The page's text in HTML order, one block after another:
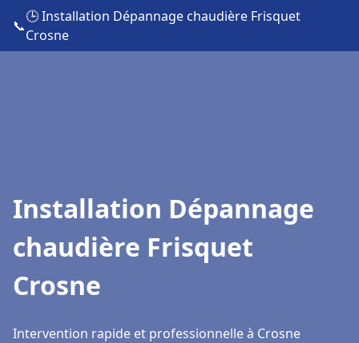
📞
🕒 Installation Dépannage chaudière Frisquet
Crosne
Installation Dépannage
chaudière Frisquet
Crosne
Intervention rapide et professionnelle à Crosne